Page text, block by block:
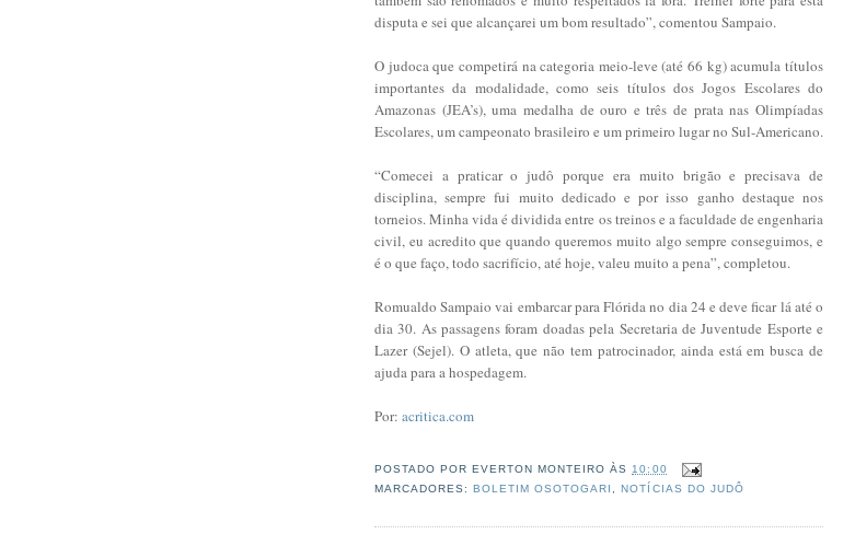
disputa e sei que alcançarei um bom resultado”, comentou Sampaio.
O judoca que competirá na categoria meio-leve (até 66 kg) acumula títulos
importantes da modalidade, como seis títulos dos Jogos Escolares do
Amazonas (JEA’s), uma medalha de ouro e três de prata nas Olimpíadas
Escolares, um campeonato brasileiro e um primeiro lugar no Sul-Americano.
“Comecei a praticar o judô porque era muito brigão e precisava de
disciplina, sempre fui muito dedicado e por isso ganho destaque nos
torneios. Minha vida é dividida entre os treinos e a faculdade de engenharia
civil, eu acredito que quando queremos muito algo sempre conseguimos, e
é o que faço, todo sacrifício, até hoje, valeu muito a pena”, completou.
Romualdo Sampaio vai embarcar para Flórida no dia 24 e deve ficar lá até o
dia 30. As passagens foram doadas pela Secretaria de Juventude Esporte e
Lazer (Sejel). O atleta, que não tem patrocinador, ainda está em busca de
ajuda para a hospedagem.
Por: acritica.com
POSTADO POR EVERTON MONTEIRO ÀS10:00
MARCADORES:BOLETIM OSOTOGARI ,NOTÍCIAS DO JUDÔ